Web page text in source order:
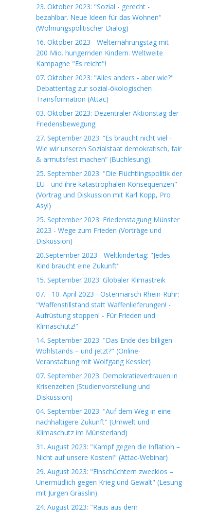
23. Oktober 2023: "Sozial - gerecht -
bezahlbar. Neue Ideen für das Wohnen"
(Wohnungspolitischer Dialog)
16. Oktober 2023 - Welternährungstag mit
200 Mio. hungernden Kindern: Weltweite
Kampagne "Es reicht"!
07. Oktober 2023: "Alles anders - aber wie?"
Debattentag zur sozial-ökologischen
Transformation (Attac)
03. Oktober 2023: Dezentraler Aktionstag der
Friedensbewegung
27. September 2023: “Es braucht nicht viel -
Wie wir unseren Sozialstaat demokratisch, fair
& armutsfest machen” (Buchlesung).
25. September 2023: "Die Flüchtlingspolitik der
EU - und ihre katastrophalen Konsequenzen"
(Vortrag und Diskussion mit Karl Kopp, Pro
Asyl)
25. September 2023: Friedenstagung Münster
2023 - Wege zum Frieden (Vorträge und
Diskussion)
20.September 2023 - Weltkindertag: "Jedes
Kind braucht eine Zukunft"
15. September 2023: Globaler Klimastreik
07. - 10. April 2023 - Ostermarsch Rhein-Ruhr:
"Waffenstillstand statt Waffenlieferungen! -
Aufrüstung stoppen! - Für Frieden und
Klimaschutz!"
14. September 2023: "Das Ende des billigen
Wohlstands – und jetzt?" (Online-
Veranstaltung mit Wolfgang Kessler)
07. September 2023: Demokratievertrauen in
Krisenzeiten (Studienvorstellung und
Diskussion)
04. September 2023: "Auf dem Weg in eine
nachhaltigere Zukunft" (Umwelt und
Klimaschutz im Münsterland)
31. August 2023: "Kampf gegen die Inflation –
Nicht auf unsere Kosten!" (Attac-Webinar)
29. August 2023: "Einschüchtern zwecklos –
Unermüdlich gegen Krieg und Gewalt" (Lesung
mit Jürgen Grässlin)
24. August 2023: "Raus aus dem